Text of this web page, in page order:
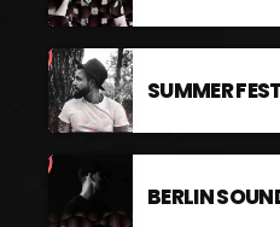
SUMMER
BERLIN